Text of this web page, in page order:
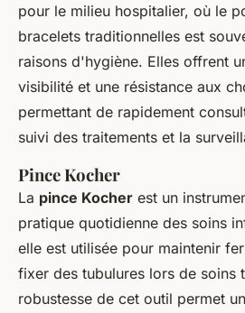
pour le milieu hospitalier, où le
bracelets traditionnelles est
raisons d'hygiène. Elles offrent
visibilité et une résistance aux
permettant de rapidement
suivi des traitements et la
Pince Kocher
La pince Kocher est un
pratique quotidienne des soins
elle est utilisée pour maintenir
fixer des tubulures lors de soins
robustesse de cet outil permet